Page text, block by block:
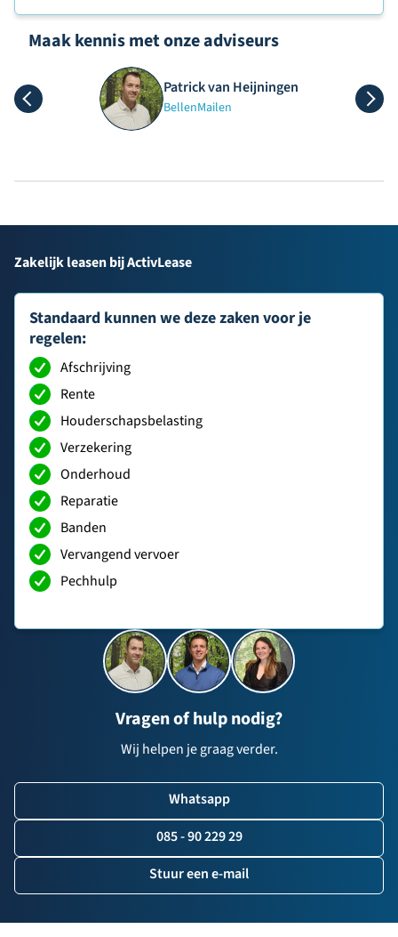
Maak kennis met onze adviseurs
Patrick van Heijningen
BellenMailen
Zakelijk leasen bij ActivLease
Standaard kunnen we deze zaken voor je
regelen:
Afschrijving
Rente
Houderschapsbelasting
Verzekering
Onderhoud
Reparatie
Banden
Vervangend vervoer
Pechhulp
Vragen of hulp nodig?
Wij helpen je graag verder.
Whatsapp
085 - 90 229 29
Stuur een e-mail